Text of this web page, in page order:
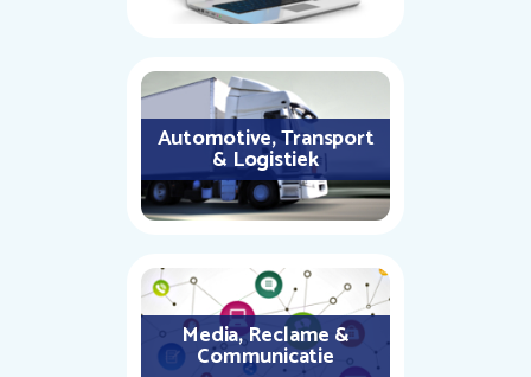
Automotive, Transport
& Logistiek
Media, Reclame &
Communicatie